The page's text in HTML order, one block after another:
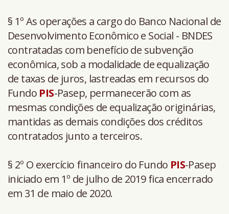
§ 1º As operações a cargo do Banco Nacional de
Desenvolvimento Econômico e Social - BNDES
contratadas com benefício de subvenção
econômica, sob a modalidade de equalização
de taxas de juros, lastreadas em recursos do
Fundo PIS-Pasep, permanecerão com as
mesmas condições de equalização originárias,
mantidas as demais condições dos créditos
contratados junto a terceiros.
§ 2º O exercício financeiro do Fundo PIS-Pasep
iniciado em 1º de julho de 2019 fica encerrado
em 31 de maio de 2020.